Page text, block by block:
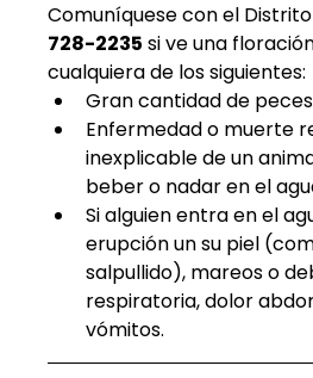
Comuníquese con el
728-2235 si ve una
cualquiera de los siguientes:
Gran cantidad de
Enfermedad o muerte
inexplicable de un
beber o nadar en el
Si alguien entra en el
erupción un su piel
salpullido), mareos o
respiratoria, dolor
vómitos.